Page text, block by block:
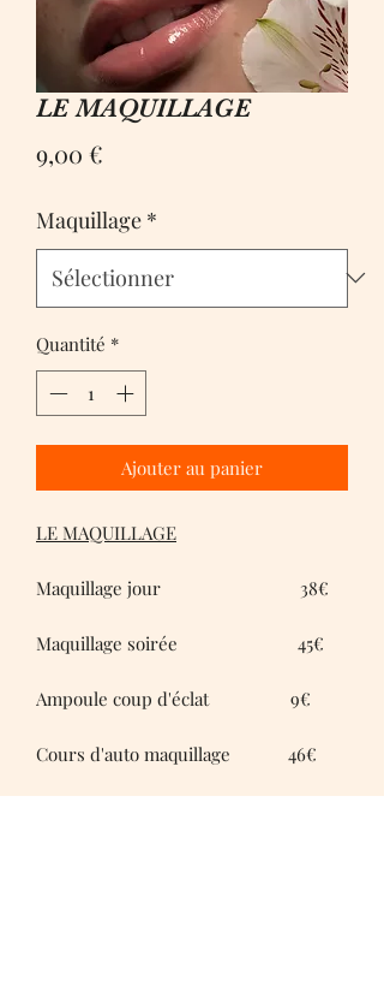
LE MAQUILLAGE
9,00 €
Maquillage *
Quantité *
Ajouter au panier
LE MAQUILLAGE
Maquillage jour 38€
Maquillage soirée 45€
Ampoule coup d'éclat 9€
Cours d'auto maquillage 46€